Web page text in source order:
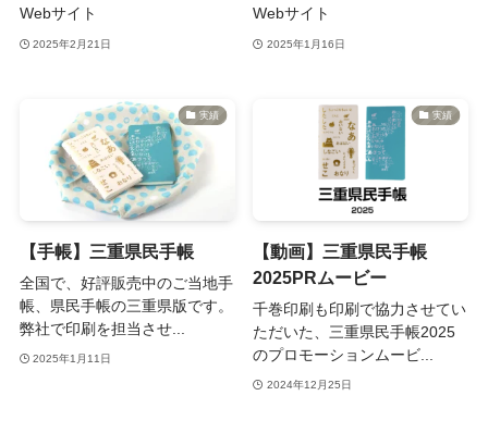
Webサイト
2025年2月21日
Webサイト
2025年1月16日
実績
【手帳】三重県民手帳
全国で、好評販売中のご当地手
帳、県民手帳の三重県版です。
弊社で印刷を担当させ...
2025年1月11日
実績
【動画】三重県民手帳
2025PRムービー
千巻印刷も印刷で協力させてい
ただいた、三重県民手帳2025
のプロモーションムービ...
2024年12月25日